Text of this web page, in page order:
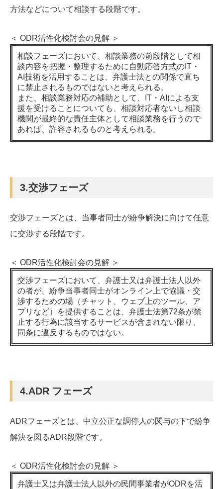
方法などについて相談する段階です。
＜ ODR活性化検討会の見解 ＞
相談フェーズにおいて、相談業務の前段階として相
談内容を把握・整理するために自動応答方式のIT・
AI技術を活用することは、弁護士法との関係で直ち
に禁止されるものではないと考えられる。
また、相談業務対応の補助として、IT・AIによる支
援を受けることについても、相談対応者ないし相談
機関が最終的な責任主体として相談業務を行うので
あれば、許容されるものと考えられる。
3.交渉フェーズ
交渉フェーズとは、当事者同士が紛争解決に向けて任意
に交渉する段階です。
＜ ODR活性化検討会の見解 ＞
交渉フェーズにおいて、弁護士又は弁護士法人以外
の者が、紛争当事者同士がオンライン上で協議・交
渉するための場（チャット、ウェブ上のツール、ア
プリなど）を提供することは、弁護士法第72条が禁
止する行為に該当するサービスが含まれない限り、
同条に違反するものではない。
4.ADR フェーズ
ADRフェーズとは、中立公正な調停人の関与の下で紛争
解決を図るADR段階です。
＜ ODR活性化検討会の見解 ＞
弁護士又は弁護士法人以外の民間事業者がODRを活